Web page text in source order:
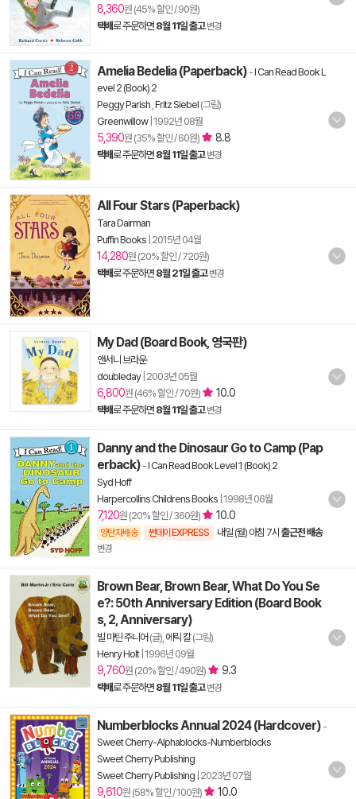
8,360원 (45% 할인 / 90원)
택배로 주문하면 8월 11일 출고 변경
Amelia Bedelia (Paperback) -I Can Read Book L
evel 2 (Book) 2
Peggy Parish Fritz Siebel (그림)
Greenwillow| 1992년 08월
5,390원 (35% 할인 / 60원) 8.8
택배로 주문하면 8월 11일 출고 변경
All Four Stars (Paperback)
Tara Dairman
Puffin Books 2015년 04월
14,280원 (20% 할인 / 720원)
택배로 주문하면 8월 21일 출고 변경
My Dad (Board Book, 영국판)
앤서니 브라운
doubleday| 2003년 05월
6,800원 (46% 할인 / 70원) 10.0
택배로 주문하면 8월 11일 출고 변경
Danny and the Dinosaur Go to Camp (Pap
erback) -I Can Read Book Level 1 (Book) 2
Syd Hoff
Harpercollins Childrens Books 1998년 06월
7,120원 (20% 할인 / 360원) 10.0
양탄자배송 썬데이 EXPRESS 내일 (월) 아침 7시 출근전 배송
변경
Brown Bear, Brown Bear, What Do You Se
e?: 50th Anniversary Edition (Board Book
s, 2, Anniversary)
빌 마틴 주니어 (글), 에릭 칼(그림)
Henry Holt| 1996년 09월
9,760원 (20% 할인 / 490원) 9.3
택배로 주문하면 8월 11일 출고 변경
Numberblocks Annual 2024 (Hardcover) -
Sweet Cherry-Alphablocks-Numberblocks
Sweet Cherry Publishing
Sweet Cherry Publishing 2023년 07월
9,610원 (58% 할인 / 100원) 10.0